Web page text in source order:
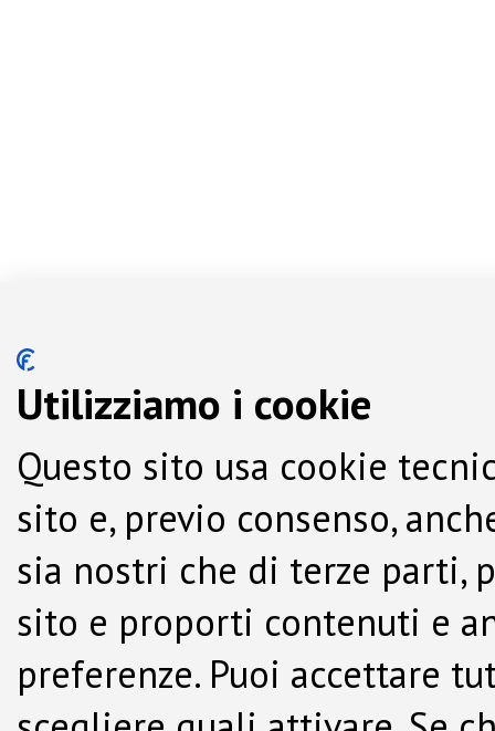
Utilizziamo i cookie
Questo sito usa cookie
sito e, previo consenso,
sia nostri che di terze parti,
sito e proporti contenuti e
preferenze. Puoi accettare